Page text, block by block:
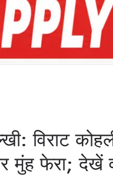
विराट
मुंह फेरा; देखें